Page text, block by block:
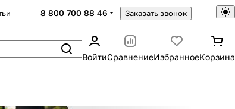
8 800 700 88 46 Заказать звонок
ВойтиСравнениеИзбранноеКорзина